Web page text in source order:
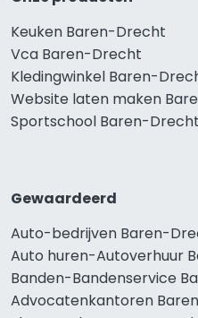
Keuken Baren-Drecht
Vca Baren-Drecht
Kledingwinkel Baren-
Website laten maken
Sportschool Baren-Drecht
Gewaardeerd
Auto-bedrijven Baren-
Auto huren-Autoverhuur
Banden-Bandenservice
Advocatenkantoren